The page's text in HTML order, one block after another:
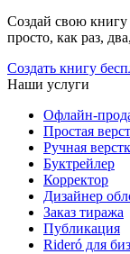
Создай свою книгу
просто, как раз,
Создать книгу
Наши услуги
Офлайн-
Простая
Ручная
Буктрейлер
Корректор
Дизайнер
Заказ тиража
Публикация
Rideró для